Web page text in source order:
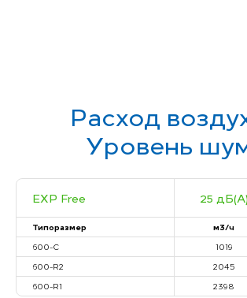
Расход
Уровень
EXP Free 25 дБ(А)
Типоразмер м3/ч
600-C
1019
600-R2
2045
600-R1
2398